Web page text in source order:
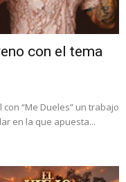
con el tema
“Me Dueles” un trabajo
en la que apuesta...